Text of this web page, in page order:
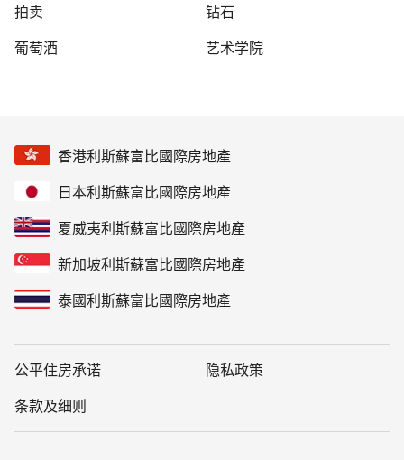
拍卖
钻石
葡萄酒
艺术学院
香港利斯蘇富比國際房地產
日本利斯蘇富比國際房地產
夏威夷利斯蘇富比國際房地產
新加坡利斯蘇富比國際房地產
泰國利斯蘇富比國際房地產
公平住房承诺
隐私政策
条款及细则